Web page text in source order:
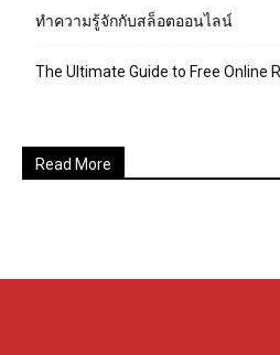
ทำความรู้จักกับสล็อตออนไลน์
The Ultimate Guide to Free Online
Read More